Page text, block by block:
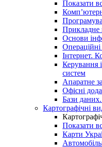
Показати
Прикладне
Основи
Інтернет.
Керування
систем
Апаратне
Офісні
Бази
Картографічні
Показати
Карти